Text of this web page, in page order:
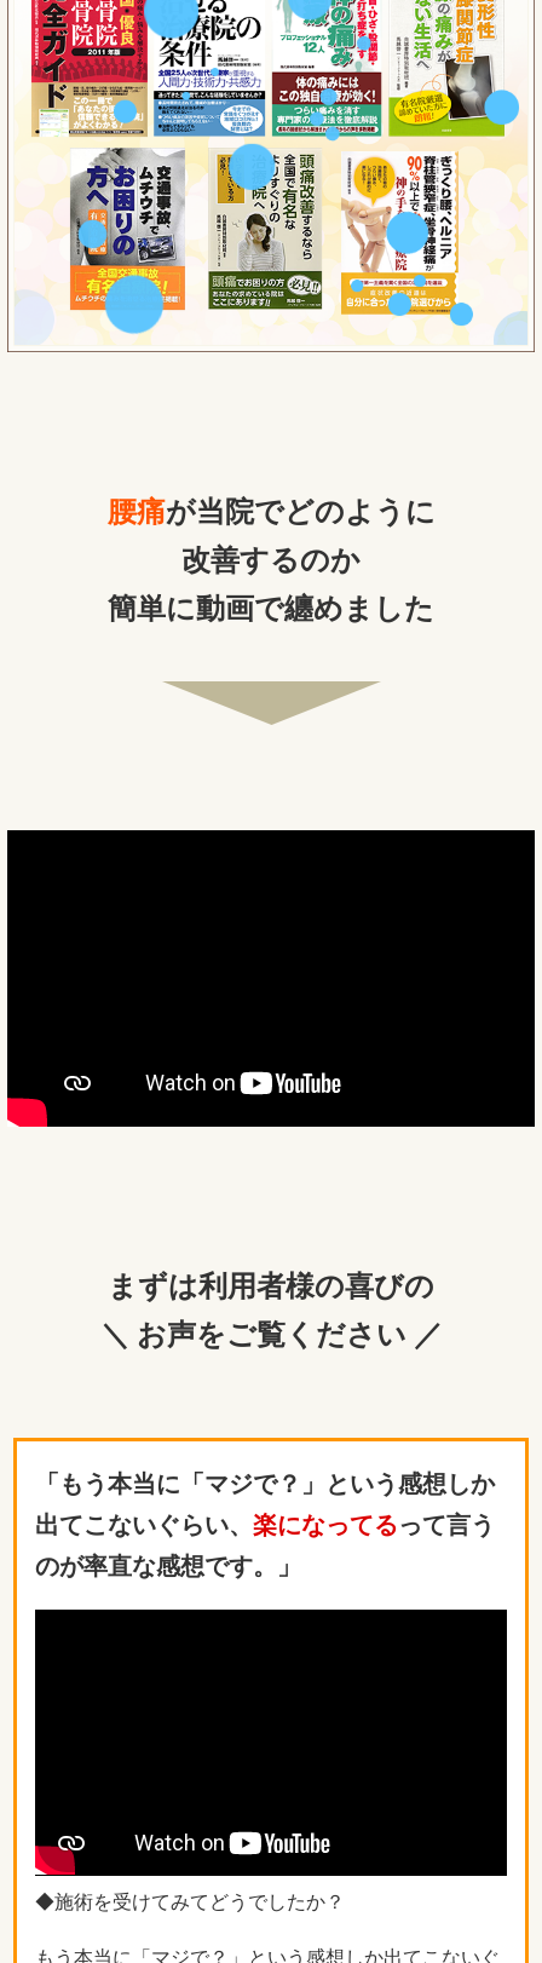
腰痛が当院でどのように
改善するのか
簡単に動画で纏めました
まずは利用者様の喜びの
＼ お声をご覧ください ／
「もう本当に「マジで？」という感想しか
出てこないぐらい、 楽になってるって言う
のが率直な感想です。」
◆施術を受けてみてどうでしたか？
もう本当に「マジで？」という感想しか出てこないぐ